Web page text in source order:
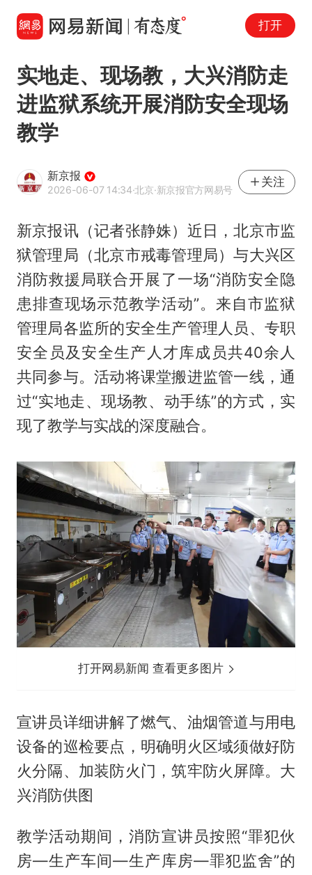
打开
实地走、现场教，大兴消防走
进监狱系统开展消防安全现场
教学
新京报
2026-06-07 14:34·北京·新京报官方网易号
关注
新京报讯（记者张静姝）近日，北京市监
狱管理局（北京市戒毒管理局）与大兴区
消防救援局联合开展了一场“消防安全隐
患排查现场示范教学活动”。来自市监狱
管理局各监所的安全生产管理人员、专职
安全员及安全生产人才库成员共40余人
共同参与。活动将课堂搬进监管一线，通
过“实地走、现场教、动手练”的方式，实
现了教学与实战的深度融合。
打开网易新闻 查看更多图片
宣讲员详细讲解了燃气、油烟管道与用电
设备的巡检要点，明确明火区域须做好防
火分隔、加装防火门，筑牢防火屏障。大
兴消防供图
教学活动期间，消防宣讲员按照“罪犯伙
房—生产车间—生产库房—罪犯监舍”的